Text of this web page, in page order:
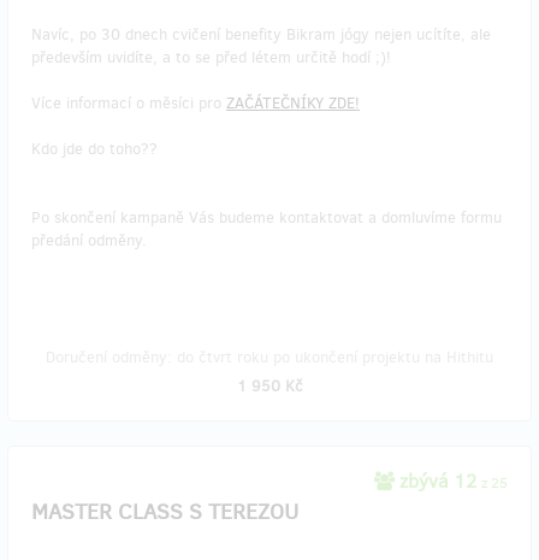
Navíc, po 30 dnech cvičení benefity Bikram jógy nejen ucítíte, ale
především uvidíte, a to se před létem určitě hodí ;)!
Více informací o měsíci pro ZAČÁTEČNÍKY ZDE!
Kdo jde do toho??
Po skončení kampaně Vás budeme kontaktovat a domluvíme formu
předání odměny.
1 950 Kč
zbývá 12 z 25
MASTER CLASS S TEREZOU